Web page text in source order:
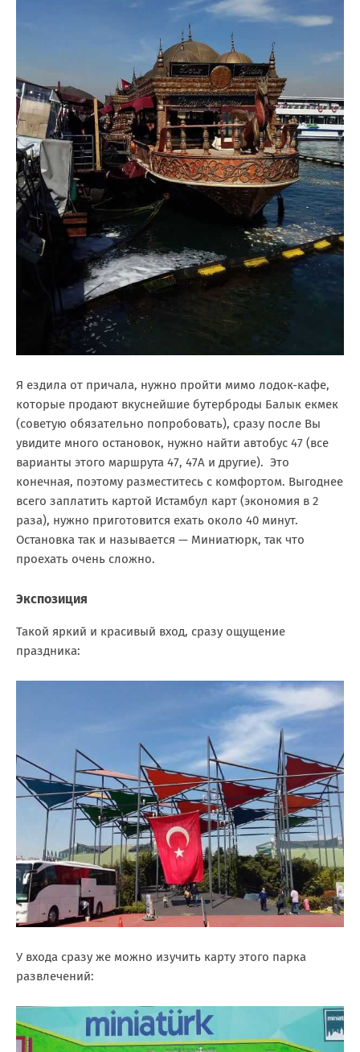
Я ездила от причала, нужно пройти мимо лодок-кафе,
которые продают вкуснейшие бутерброды Балык екмек
(советую обязательно попробовать), сразу после Вы
увидите много остановок, нужно найти автобус 47 (все
варианты этого маршрута 47, 47А и другие). Это
конечная, поэтому разместитесь с комфортом. Выгоднее
всего заплатить картой Истамбул карт (экономия в 2
раза), нужно приготовится ехать около 40 минут.
Остановка так и называется — Миниатюрк, так что
проехать очень сложно.
Экспозиция
Такой яркий и красивый вход, сразу ощущение
праздника:
У входа сразу же можно изучить карту этого парка
развлечений: